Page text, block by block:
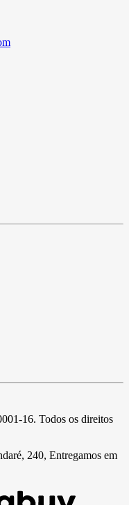
16. Todos os direitos
240, Entregamos em